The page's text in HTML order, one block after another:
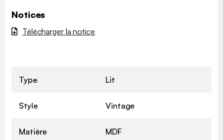
Notices
Télécharger la notice
Type Lit
Style Vintage
Matière MDF